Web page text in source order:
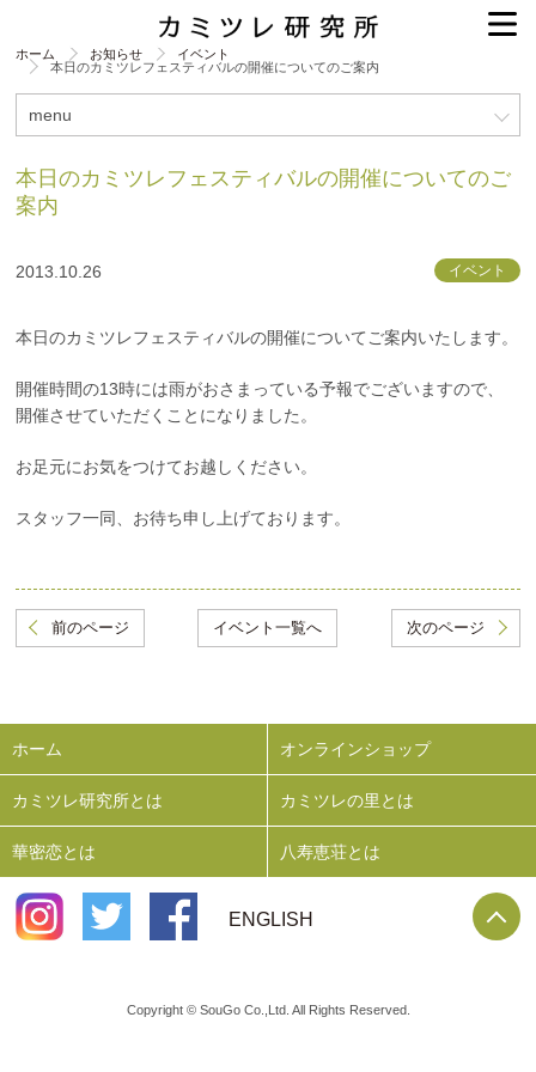
ホーム お知らせ
イベント
本日のカミツレフェスティバルの開催についてのご案内
menu
本日のカミツレフェスティバルの開催についてのご
案内
2013.10.26 イベント
本日のカミツレフェスティバルの開催についてご案内いたします。
開催時間の13時には雨がおさまっている予報でございますので、
開催させていただくことになりました。
お足元にお気をつけてお越しください。
スタッフ一同、お待ち申し上げております。
次のページ
前のページ イベント一覧へ
ホーム オンラインショップ
カミツレ研究所とは カミツレの里とは
華密恋とは 八寿恵荘とは
ENGLISH
Copyright © SouGo Co.,Ltd. All Rights Reserved.